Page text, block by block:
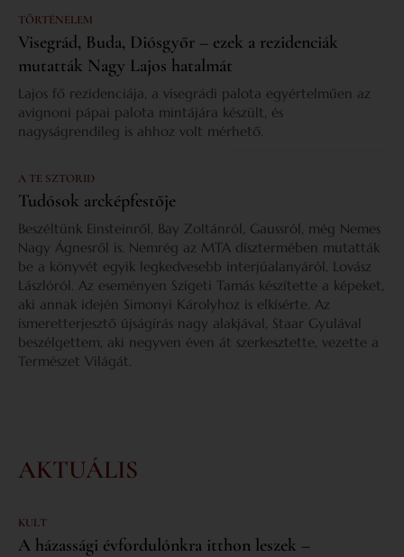
TÖRTÉNELEM
Visegrád, Buda, Diósgyőr – ezek a rezidenciák
mutatták Nagy Lajos hatalmát
Lajos fő rezidenciája, a visegrádi palota egyértelműen az
avignoni pápai palota mintájára készült, és
nagyságrendileg is ahhoz volt mérhető.
A TE SZTORID
Tudósok arcképfestője
Beszéltünk Einsteinről, Bay Zoltánról, Gaussról, még Nemes
Nagy Ágnesről is. Nemrég az MTA dísztermében mutatták
be a könyvét egyik legkedvesebb interjúalanyáról, Lovász
Lászlóról. Az eseményen Szigeti Tamás készítette a képeket,
aki annak idején Simonyi Károlyhoz is elkísérte. Az
ismeretterjesztő újságírás nagy alakjával, Staar Gyulával
beszélgettem, aki negyven éven át szerkesztette, vezette a
Természet Világát.
AKTUÁLIS
KULT
A házassági évfordulónkra itthon leszek –